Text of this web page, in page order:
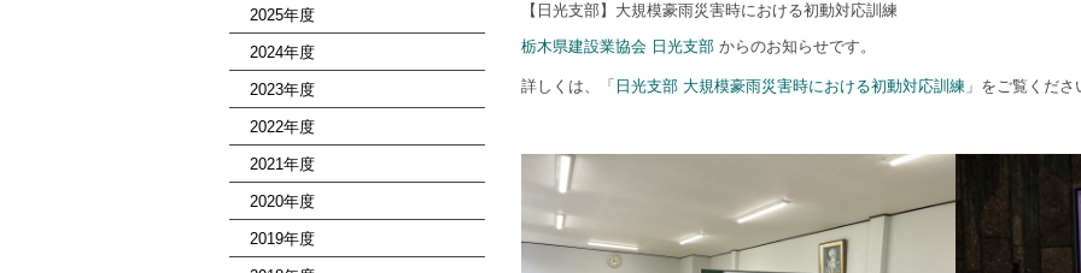
2025年度
2024年度
2023年度
2022年度
2021年度
2020年度
2019年度
【日光支部】大規模豪雨災害時における初動対応訓練
栃木県建設業協会 日光支部 からのお知らせです。
詳しくは、「 日光支部 大規模豪雨災害時における初動対応訓練 」をご覧くださ